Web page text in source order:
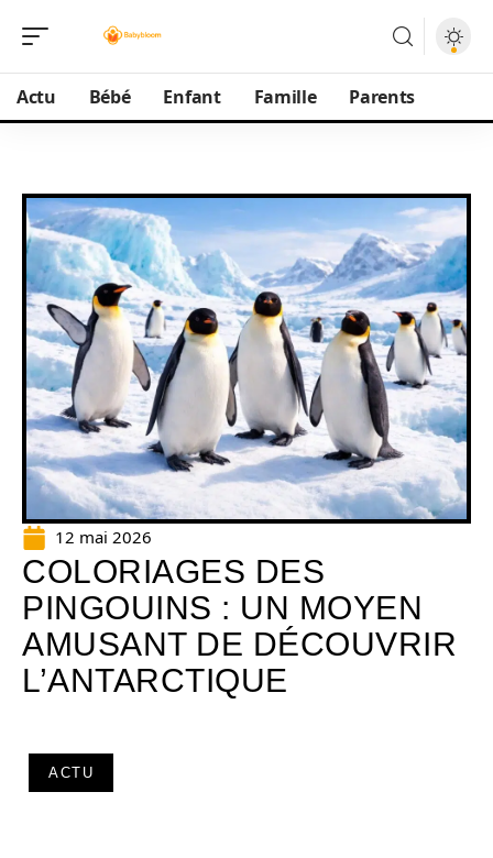
Actu Bébé Enfant Famille Parents
12 mai 2026
COLORIAGES DES
PINGOUINS : UN MOYEN
AMUSANT DE DÉCOUVRIR
L’ANTARCTIQUE
ACTU